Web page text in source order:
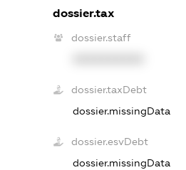
dossier.tax
dossier.staff
dossier.taxDebt
dossier.missingData
dossier.esvDebt
dossier.missingData